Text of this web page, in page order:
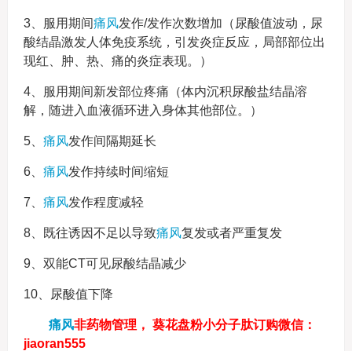
3、服用期间痛风发作/发作次数增加（尿酸值波动，尿
酸结晶激发人体免疫系统，引发炎症反应，局部部位出
现红、肿、热、痛的炎症表现。）
4、服用期间新发部位疼痛（体内沉积尿酸盐结晶溶
解，随进入血液循环进入身体其他部位。）
5、 痛风发作间隔期延长
6、 痛风发作持续时间缩短
7、 痛风发作程度减轻
8、既往诱因不足以导致痛风复发或者严重复发
9、双能CT可见尿酸结晶减少
10、尿酸值下降
痛风非药物管理， 葵花盘粉小分子肽订购微信：
jiaoran555